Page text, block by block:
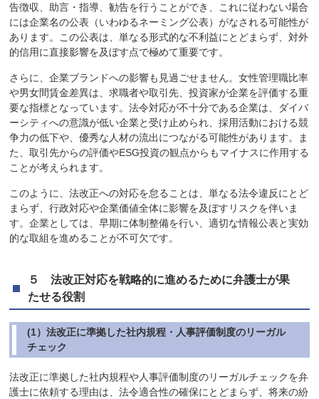
告徴収、助言・指導、勧告を行うことができ、これに従わない場合
には企業名の公表（いわゆるネーミング公表）がなされる可能性が
あります。この公表は、単なる形式的な不利益にとどまらず、対外
的信用に直接影響を及ぼす点で極めて重要です。
さらに、企業ブランドへの影響も見過ごせません。女性管理職比率
や男女間賃金差異は、求職者や取引先、投資家が企業を評価する重
要な指標となっています。法令対応が不十分である企業は、ダイバ
ーシティへの意識が低い企業と受け止められ、採用活動における競
争力の低下や、優秀な人材の流出につながる可能性があります。ま
た、取引先からの評価やESG投資の観点からもマイナスに作用する
ことが考えられます。
このように、法改正への対応を怠ることは、単なる法令違反にとど
まらず、行政対応や企業価値全体に影響を及ぼすリスクを伴いま
す。企業としては、早期に体制整備を行い、適切な情報公表と実効
的な取組を進めることが不可欠です。
５ 法改正対応を戦略的に進めるために弁護士が果
たせる役割
(1）法改正に準拠した社内規程・人事評価制度のリーガル
チェック
法改正に準拠した社内規程や人事評価制度のリーガルチェックを弁
護士に依頼する理由は、法令適合性の確保にとどまらず、将来の紛